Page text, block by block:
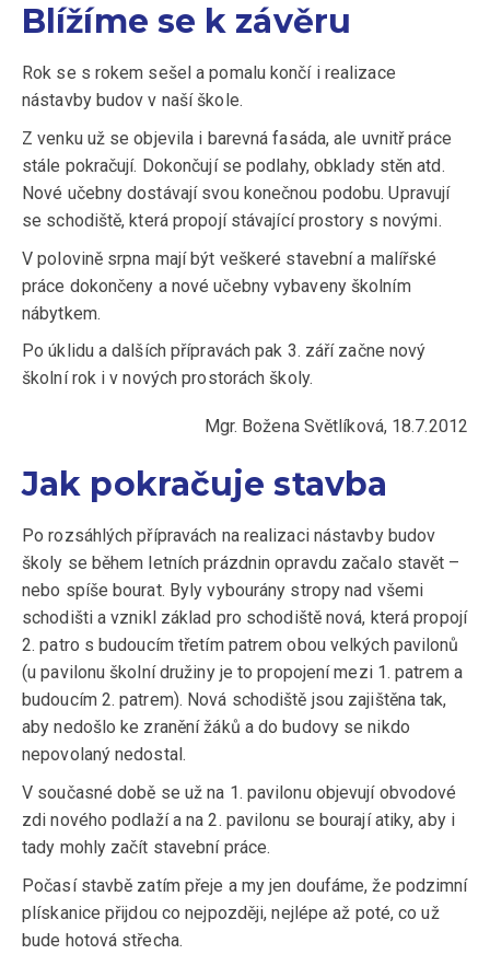
Blížíme se k závěru
Rok se s rokem sešel a pomalu končí i realizace
nástavby budov v naší škole.
Z venku už se objevila i barevná fasáda, ale uvnitř práce
stále pokračují. Dokončují se podlahy, obklady stěn atd.
Nové učebny dostávají svou konečnou podobu. Upravují
se schodiště, která propojí stávající prostory s novými.
V polovině srpna mají být veškeré stavební a malířské
práce dokončeny a nové učebny vybaveny školním
nábytkem.
Po úklidu a dalších přípravách pak 3. září začne nový
školní rok i v nových prostorách školy.
Mgr. Božena Světlíková, 18.7.2012
Jak pokračuje stavba
Po rozsáhlých přípravách na realizaci nástavby budov
školy se během letních prázdnin opravdu začalo stavět –
nebo spíše bourat. Byly vybourány stropy nad všemi
schodišti a vznikl základ pro schodiště nová, která propojí
2. patro s budoucím třetím patrem obou velkých pavilonů
(u pavilonu školní družiny je to propojení mezi 1. patrem a
budoucím 2. patrem). Nová schodiště jsou zajištěna tak,
aby nedošlo ke zranění žáků a do budovy se nikdo
nepovolaný nedostal.
V současné době se už na 1. pavilonu objevují obvodové
zdi nového podlaží a na 2. pavilonu se bourají atiky, aby i
tady mohly začít stavební práce.
Počasí stavbě zatím přeje a my jen doufáme, že podzimní
plískanice přijdou co nejpozději, nejlépe až poté, co už
bude hotová střecha.